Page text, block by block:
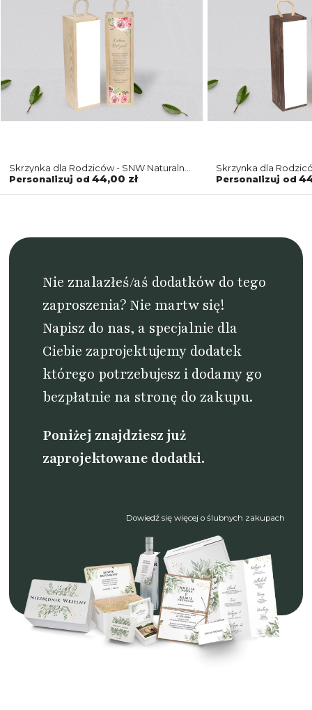
Skrzynka dla Rodziców - SNW Naturalna
PasteLove Motyw 2
Personalizuj od 44,00 zł
Skrzynka dla
PasteLove Motyw 2
Personalizuj od
Nie znalazłeś/aś dodatków do tego
zaproszenia? Nie martw się!
Napisz do nas, a specjalnie dla
Ciebie zaprojektujemy dodatek
którego potrzebujesz i dodamy go
bezpłatnie na stronę do zakupu.
Poniżej znajdziesz już
zaprojektowane dodatki.
Dowiedź się więcej o ślubnych zakupach